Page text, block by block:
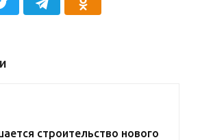
строительство нового